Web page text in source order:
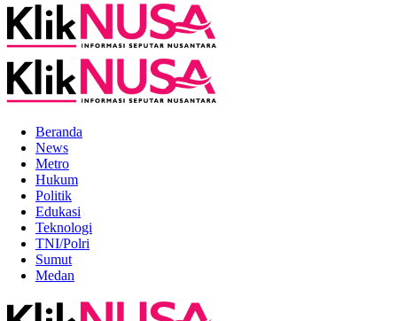
Beranda
News
Metro
Hukum
Politik
Edukasi
Teknologi
TNI/Polri
Sumut
Medan